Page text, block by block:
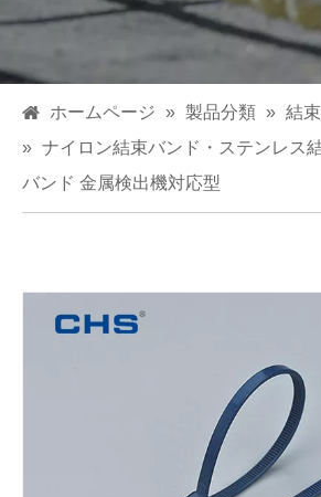
ホームページ » 製品分類 » 結
» ナイロン結束バンド・ステンレス
バンド 金属検出機対応型